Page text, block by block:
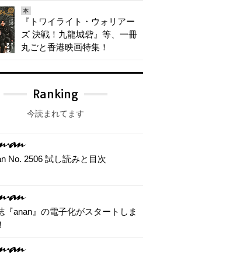
本
『トワイライト・ウォリアー
ズ 決戦！九龍城砦』等、一冊
丸ごと香港映画特集！
Ranking
今読まれてます
No. 2506 試し読みと目次
『anan』の電子化がスタートしま